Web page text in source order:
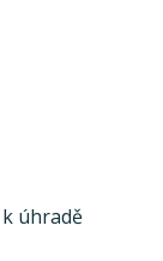
úhradě